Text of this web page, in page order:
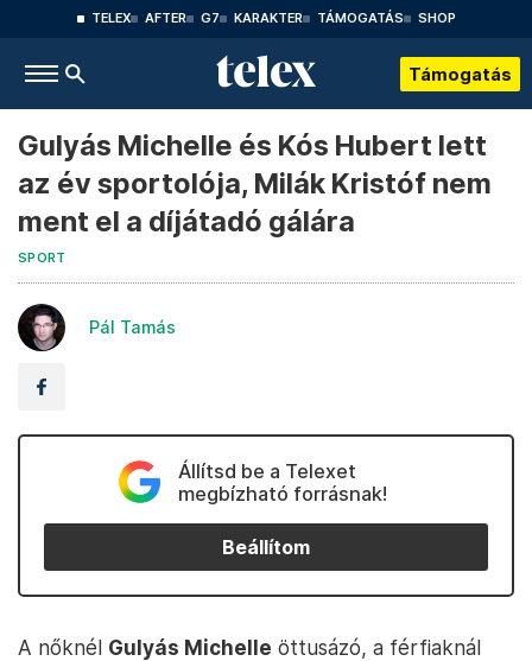
TELEX AFTER G7 KARAKTER TÁMOGATÁS SHOP
Támogatás
Gulyás Michelle és Kós Hubert lett
az év sportolója, Milák Kristóf nem
ment el a díjátadó gálára
SPORT
Pál Tamás
Állítsd be a Telexet
megbízható forrásnak!
Beállítom
A nőknél Gulyás Michelle öttusázó, a férfiaknál